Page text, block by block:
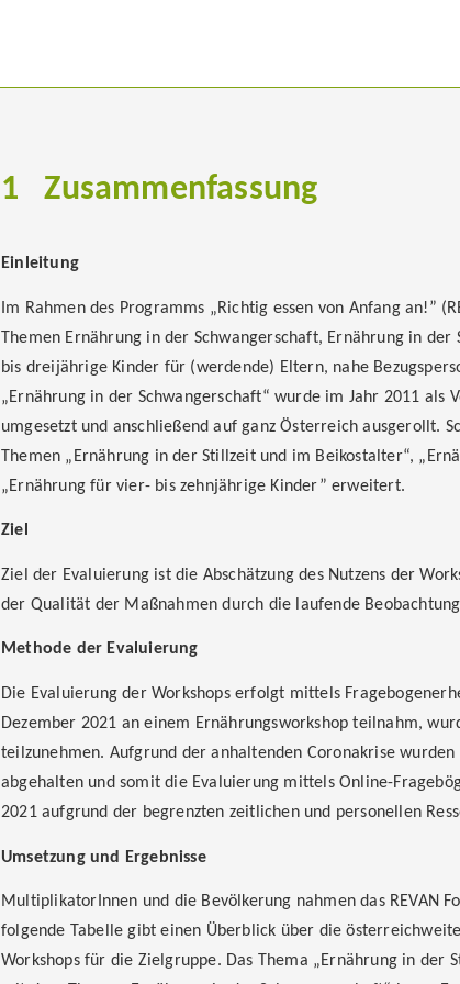
1 Zusammenfassung
Einleitung
Im Rahmen des Programms „Richtig essen von Anfang an!”
Themen Ernährung in der Schwangerschaft, Ernährung in
bis dreijährige Kinder für (werdende) Eltern, nahe
„Ernährung in der Schwangerschaft“ wurde im Jahr 2011 als
umgesetzt und anschließend auf ganz Österreich ausgerollt.
Themen „Ernährung in der Stillzeit und im Beikostalter“,
„Ernährung für vier- bis zehnjährige Kinder” erweitert.
Ziel
Ziel der Evaluierung ist die Abschätzung des Nutzens der
der Qualität der Maßnahmen durch die laufende
Methode der Evaluierung
Die Evaluierung der Workshops erfolgt mittels
Dezember 2021 an einem Ernährungsworkshop teilnahm,
teilzunehmen. Aufgrund der anhaltenden Coronakrise
abgehalten und somit die Evaluierung mittels Online-
2021 aufgrund der begrenzten zeitlichen und personellen
Umsetzung und Ergebnisse
MultiplikatorInnen und die Bevölkerung nahmen das REVAN
folgende Tabelle gibt einen Überblick über die
Workshops für die Zielgruppe. Das Thema „Ernährung in der